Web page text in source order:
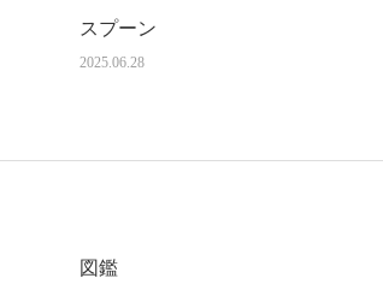
スプーン
2025.06.28
図鑑